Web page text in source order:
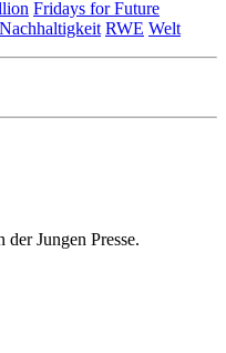
Fridays for Future
Nachhaltigkeit RWE Welt
Jungen Presse.